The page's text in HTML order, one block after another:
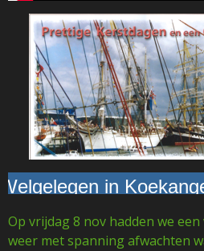
Op vrijdag 8 nov hadden we
weer met spanning afwachten